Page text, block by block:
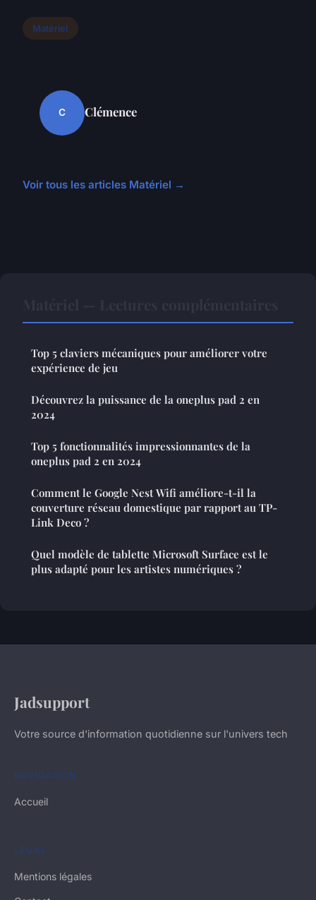
Matériel
C Clémence
Voir tous les articles Matériel →
Top 5 claviers mécaniques pour améliorer votre
expérience de jeu
Découvrez la puissance de la oneplus pad 2 en
2024
Top 5 fonctionnalités impressionnantes de la
oneplus pad 2 en 2024
Comment le Google Nest Wifi améliore-t-il la
couverture réseau domestique par rapport au TP-
Link Deco ?
Quel modèle de tablette Microsoft Surface est le
plus adapté pour les artistes numériques ?
Jadsupport
Votre source d'information quotidienne sur l'univers tech
NAVIGATION
Accueil
LÉGAL
Mentions légales